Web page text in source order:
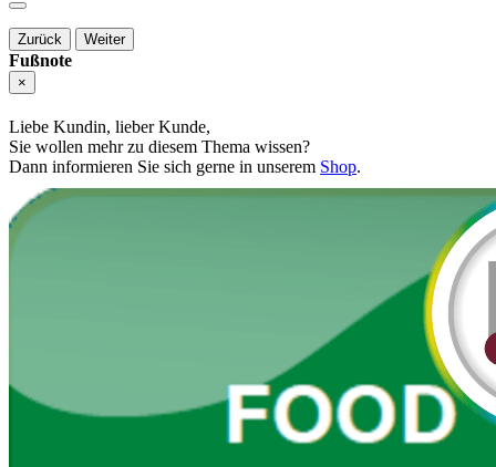
Zurück Weiter
Fußnote
×
Liebe Kundin, lieber Kunde,
Sie wollen mehr zu diesem Thema wissen?
Dann informieren Sie sich gerne in unserem Shop.